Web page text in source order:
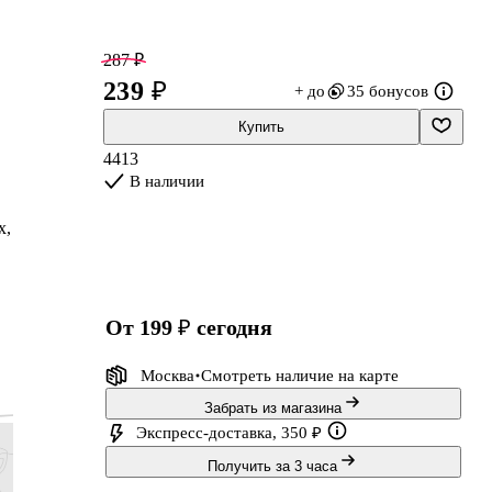
287 ₽
239 ₽ + до 35 бонусов
Купить
4413
В наличии
от 199 ₽ сегодня
Москва Смотреть наличие на карте
Забрать из магазина
Экспресс-доставка, 350 ₽
Получить за 3 часа